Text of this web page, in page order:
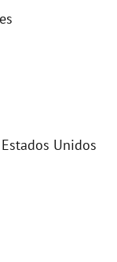
Estados Unidos